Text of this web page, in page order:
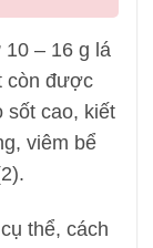
– 16 g lá
còn được
sốt cao, kiết
viêm bể
thể, cách